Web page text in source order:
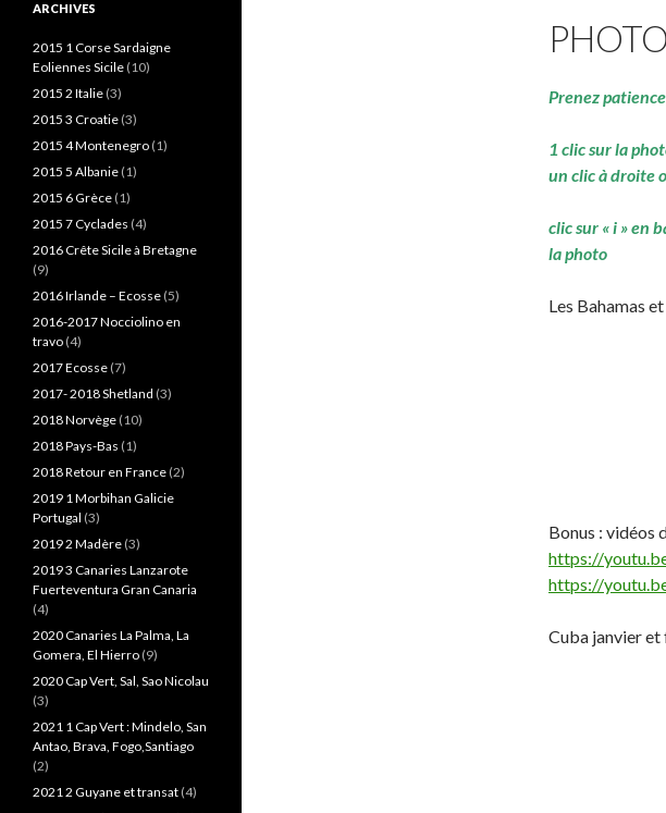
Prenez
1 clic sur la
un clic à droite
clic sur « i » en
la photo
Les Bahamas
Bonus : vidéos
https://
https://
Cuba janvier
ARCHIVES
2015 1 Corse Sardaigne
Eoliennes Sicile (10)
2015 2 Italie (3)
2015 3 Croatie (3)
2015 4 Montenegro (1)
2015 5 Albanie (1)
2015 6 Grèce (1)
2015 7 Cyclades (4)
2016 Crête Sicile à Bretagne
(9)
2016 Irlande – Ecosse (5)
2016-2017 Nocciolino en
travo (4)
2017 Ecosse (7)
2017- 2018 Shetland (3)
2018 Norvège (10)
2018 Pays-Bas (1)
2018 Retour en France (2)
2019 1 Morbihan Galicie
Portugal (3)
2019 2 Madère (3)
2019 3 Canaries Lanzarote
Fuerteventura Gran Canaria
(4)
2020 Canaries La Palma, La
Gomera, El Hierro (9)
2020 Cap Vert, Sal, Sao Nicolau
(3)
2021 1 Cap Vert : Mindelo, San
Antao, Brava, Fogo,Santiago
(2)
2021 2 Guyane et transat (4)